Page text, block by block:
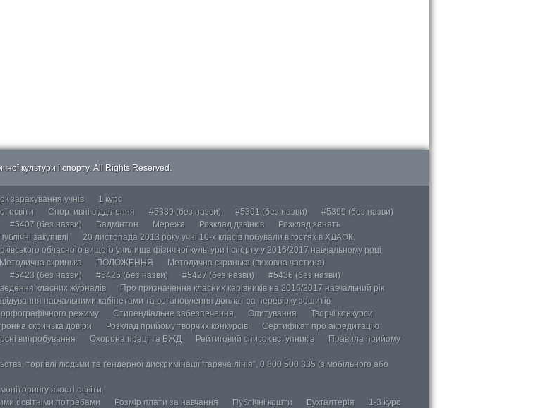
культури і спорту. All Rights Reserved.
зарахування учнів
1 курс
освіти
Спортивні відділення #5389 (без назви) #5391 (без назви)
#5399 (без назви)
#5407 (без назви) Бадмінтон Мережа Розклад дзвінків
Розклад занять
закупівлі
20 листопада 2013 року учні 10-х класів побували в гостях в ХДАФК.
обласного вищого училища фізичної культури і спорту у 2016/2017 навчальному році
Методична скринька ПОЛОЖЕННЯ
Методична скринька (виховна частина)
#5423 (без назви) #5425 (без назви) #5427 (без назви)
#5436 (без назви)
класних журналів
Про призначення класних керівників на 2016/2017 навчальний рік
навчальними кабінетами та встановлення доплат за перевірку зошитів
режиму
Стипендіальне забезпечення Опитування
Творчі конкурси
скринька довіри Розклад прийому творчих конкурсів
Сертифікат про акредитацію
випробування Охорона праці та БЖД Рейтиговий список вступників
Правила прийому
торгівлі людьми та ґендерної дискримінації “гаряча лінія”, 0 800 500 335 (з мобільного або
якості освіти
освітніми потребами
Розмір плати за навчання Публічні кошти Бухгалтерія 1-3 курс